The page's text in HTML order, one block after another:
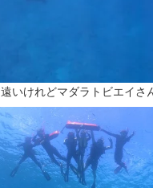
遠いけれどマダラトビエイさ